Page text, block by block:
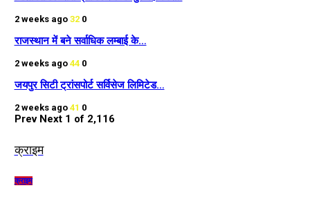
2 weeks ago 32 0
राजस्थान में बने सर्वाधिक लम्बाई के…
2 weeks ago 44 0
जयपुर सिटी ट्रांसपोर्ट सर्विसेज लिमिटेड…
2 weeks ago 41 0
Prev Next 1 of 2,116
क्राइम
क्राइम